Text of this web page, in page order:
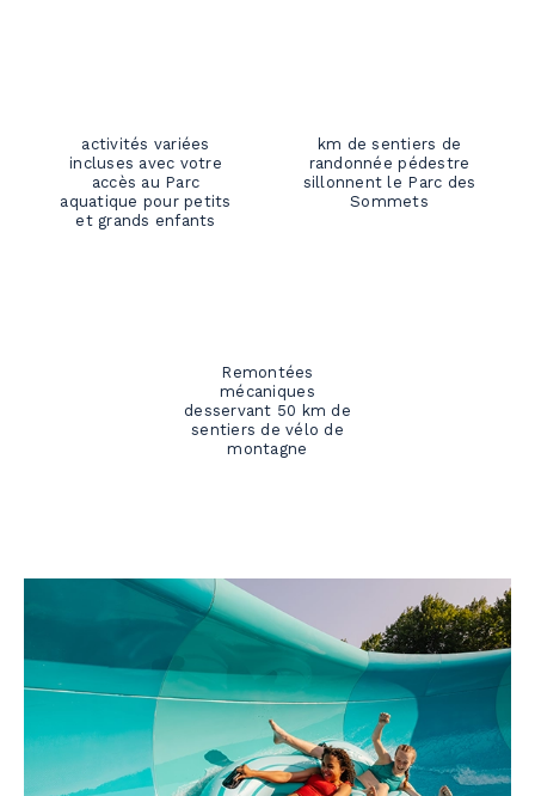
activités variées
incluses avec votre
accès au Parc
aquatique pour petits
et grands enfants
km de sentiers de
randonnée pédestre
sillonnent le Parc des
Sommets
Remontées
mécaniques
desservant 50 km de
sentiers de vélo de
montagne